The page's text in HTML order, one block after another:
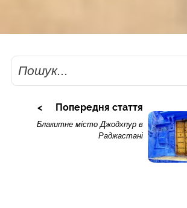
Пошук
Попередня стаття
Блакитне місто Джодхпур в
Раджастані